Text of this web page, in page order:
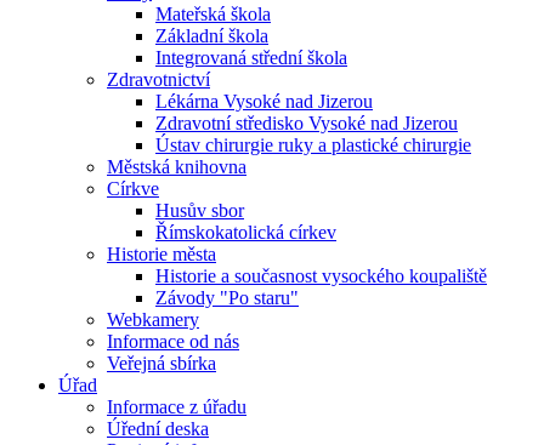
Mateřská škola
Základní škola
Integrovaná střední škola
Zdravotnictví
Lékárna Vysoké nad Jizerou
Zdravotní středisko Vysoké nad Jizerou
Ústav chirurgie ruky a plastické chirurgie
Městská knihovna
Církve
Husův sbor
Římskokatolická církev
Historie města
Historie a současnost vysockého koupaliště
Závody "Po staru"
Webkamery
Informace od nás
Veřejná sbírka
Úřad
Informace z úřadu
Úřední deska